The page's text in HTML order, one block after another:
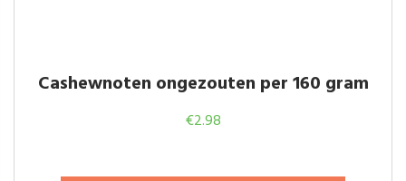
Cashewnoten ongezouten per 160 gram
€2.98